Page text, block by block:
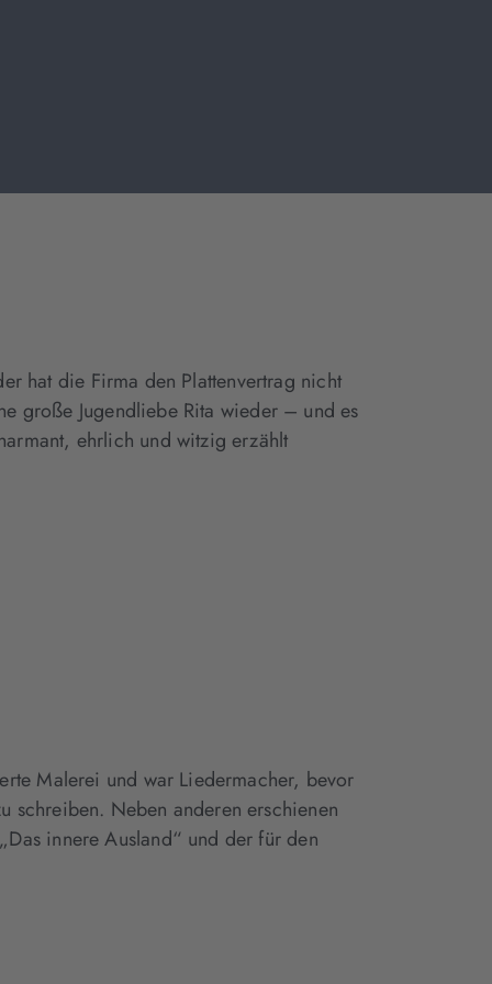
hat die Firma den Plattenvertrag nicht
große Jugendliebe Rita wieder – und es
ehrlich und witzig erzählt
Malerei und war Liedermacher, bevor
schreiben. Neben anderen erschienen
innere Ausland“ und der für den